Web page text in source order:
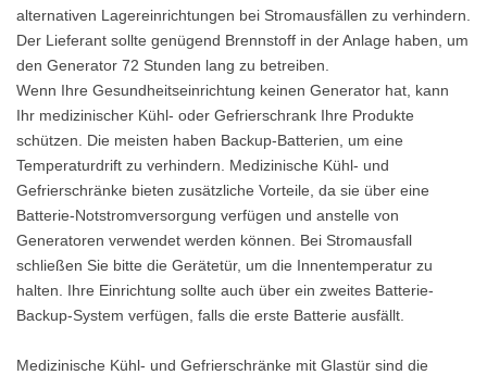
alternativen Lagereinrichtungen bei Stromausfällen zu verhindern.
Der Lieferant sollte genügend Brennstoff in der Anlage haben, um
den Generator 72 Stunden lang zu betreiben.
Wenn Ihre Gesundheitseinrichtung keinen Generator hat, kann
Ihr medizinischer Kühl- oder Gefrierschrank Ihre Produkte
schützen. Die meisten haben Backup-Batterien, um eine
Temperaturdrift zu verhindern. Medizinische Kühl- und
Gefrierschränke bieten zusätzliche Vorteile, da sie über eine
Batterie-Notstromversorgung verfügen und anstelle von
Generatoren verwendet werden können. Bei Stromausfall
schließen Sie bitte die Gerätetür, um die Innentemperatur zu
halten. Ihre Einrichtung sollte auch über ein zweites Batterie-
Backup-System verfügen, falls die erste Batterie ausfällt.
Medizinische Kühl- und Gefrierschränke mit Glastür sind die